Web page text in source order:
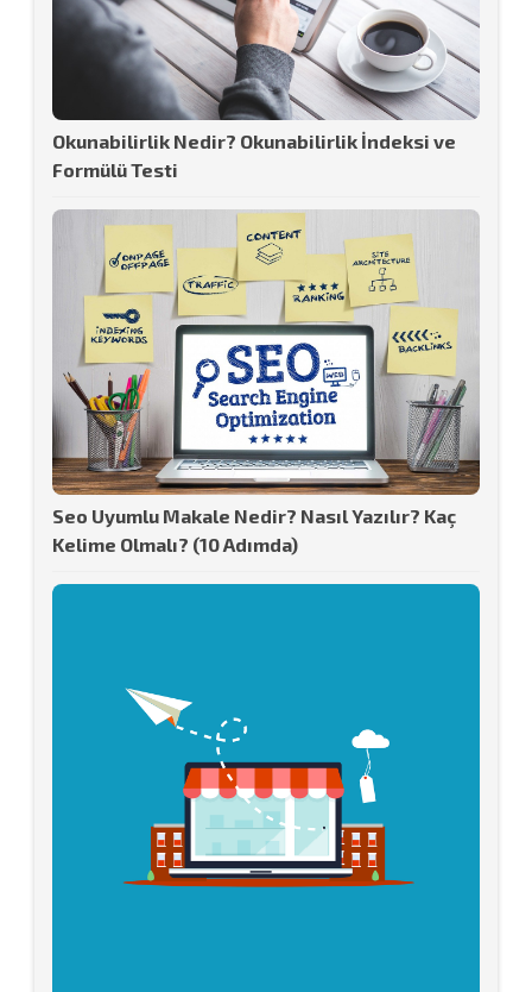
Okunabilirlik Nedir? Okunabilirlik İndeksi ve
Formülü Testi
Seo Uyumlu Makale Nedir? Nasıl Yazılır? Kaç
Kelime Olmalı? (10 Adımda)